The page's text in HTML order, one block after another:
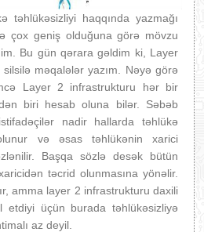
təhlükəsizliyi haqqında yazmağı
çox geniş olduğuna görə mövzu
Bu gün qərara gəldim ki, Layer
məqalələr yazım. Nəyə görə
Layer 2 infrastrukturu hər bir
biri hesab oluna bilər. Səbəb
nadir hallarda təhlükə
və əsas təhlükənin xarici
Başqa sözlə desək bütün
təcrid olunmasına yönəlir.
amma layer 2 infrastrukturu daxili
etdiyi üçün burada təhlükəsizliyə
az deyil.